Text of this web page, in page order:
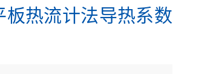
板热流计法导热系数